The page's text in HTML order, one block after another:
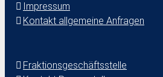
Impressum
Kontakt allgemeine Anfragen
Fraktionsgeschäftsstelle